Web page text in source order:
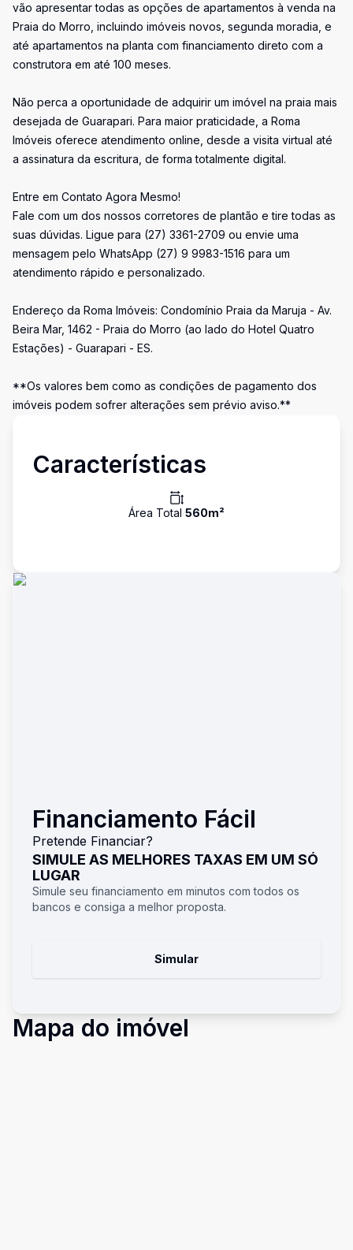
vão apresentar todas as opções de apartamentos à venda na
Praia do Morro, incluindo imóveis novos, segunda moradia, e
até apartamentos na planta com financiamento direto com a
construtora em até 100 meses.
Não perca a oportunidade de adquirir um imóvel na praia mais
desejada de Guarapari. Para maior praticidade, a Roma
Imóveis oferece atendimento online, desde a visita virtual até
a assinatura da escritura, de forma totalmente digital.
Entre em Contato Agora Mesmo!
Fale com um dos nossos corretores de plantão e tire todas as
suas dúvidas. Ligue para (27) 3361-2709 ou envie uma
mensagem pelo WhatsApp (27) 9 9983-1516 para um
atendimento rápido e personalizado.
Endereço da Roma Imóveis: Condomínio Praia da Maruja - Av.
Beira Mar, 1462 - Praia do Morro (ao lado do Hotel Quatro
Estações) - Guarapari - ES.
**Os valores bem como as condições de pagamento dos
imóveis podem sofrer alterações sem prévio aviso.**
Características
Área Total 560m²
Financiamento Fácil
Pretende Financiar?
SIMULE AS MELHORES TAXAS EM UM SÓ
LUGAR
Simule seu financiamento em minutos com todos os
bancos e consiga a melhor proposta.
Simular
Mapa do imóvel